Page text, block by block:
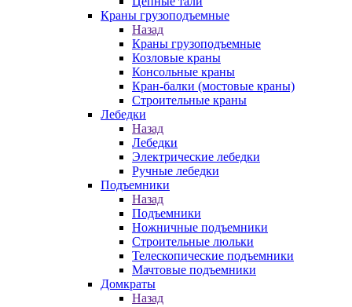
Краны грузоподъемные
Назад
Краны грузоподъемные
Козловые краны
Консольные краны
Кран-балки (мостовые краны)
Строительные краны
Лебедки
Назад
Лебедки
Электрические лебедки
Ручные лебедки
Подъемники
Назад
Подъемники
Ножничные подъемники
Строительные люльки
Телескопические подъемники
Мачтовые подъемники
Домкраты
Назад